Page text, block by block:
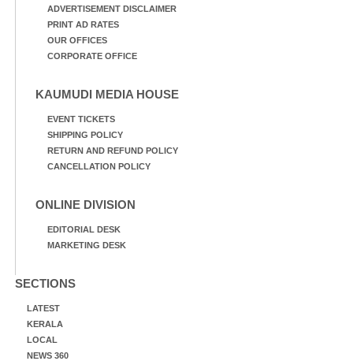
ADVERTISEMENT DISCLAIMER
PRINT AD RATES
OUR OFFICES
CORPORATE OFFICE
KAUMUDI MEDIA HOUSE
EVENT TICKETS
SHIPPING POLICY
RETURN AND REFUND POLICY
CANCELLATION POLICY
ONLINE DIVISION
EDITORIAL DESK
MARKETING DESK
SECTIONS
LATEST
KERALA
LOCAL
NEWS 360